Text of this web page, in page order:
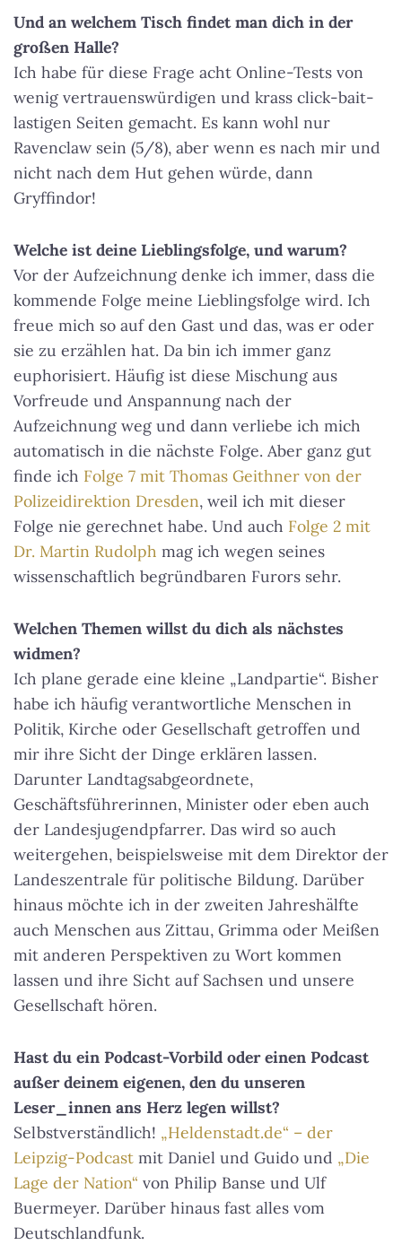
Und an welchem Tisch findet man dich in der
großen Halle?
Ich habe für diese Frage acht Online-Tests von
wenig vertrauenswürdigen und krass click-bait-
lastigen Seiten gemacht. Es kann wohl nur
Ravenclaw sein (5/8), aber wenn es nach mir und
nicht nach dem Hut gehen würde, dann
Gryffindor!
Welche ist deine Lieblingsfolge, und warum?
Vor der Aufzeichnung denke ich immer, dass die
kommende Folge meine Lieblingsfolge wird. Ich
freue mich so auf den Gast und das, was er oder
sie zu erzählen hat. Da bin ich immer ganz
euphorisiert. Häufig ist diese Mischung aus
Vorfreude und Anspannung nach der
Aufzeichnung weg und dann verliebe ich mich
automatisch in die nächste Folge. Aber ganz gut
finde ich Folge 7 mit Thomas Geithner von der
Polizeidirektion Dresden, weil ich mit dieser
Folge nie gerechnet habe. Und auch Folge 2 mit
Dr. Martin Rudolph mag ich wegen seines
wissenschaftlich begründbaren Furors sehr.
Welchen Themen willst du dich als nächstes
widmen?
Ich plane gerade eine kleine „Landpartie“. Bisher
habe ich häufig verantwortliche Menschen in
Politik, Kirche oder Gesellschaft getroffen und
mir ihre Sicht der Dinge erklären lassen.
Darunter Landtagsabgeordnete,
Geschäftsführerinnen, Minister oder eben auch
der Landesjugendpfarrer. Das wird so auch
weitergehen, beispielsweise mit dem Direktor der
Landeszentrale für politische Bildung. Darüber
hinaus möchte ich in der zweiten Jahreshälfte
auch Menschen aus Zittau, Grimma oder Meißen
mit anderen Perspektiven zu Wort kommen
lassen und ihre Sicht auf Sachsen und unsere
Gesellschaft hören.
Hast du ein Podcast-Vorbild oder einen Podcast
außer deinem eigenen, den du unseren
Leser_innen ans Herz legen willst?
Selbstverständlich! „Heldenstadt.de“ – der
Leipzig-Podcast mit Daniel und Guido und „Die
Lage der Nation“ von Philip Banse und Ulf
Buermeyer. Darüber hinaus fast alles vom
Deutschlandfunk.